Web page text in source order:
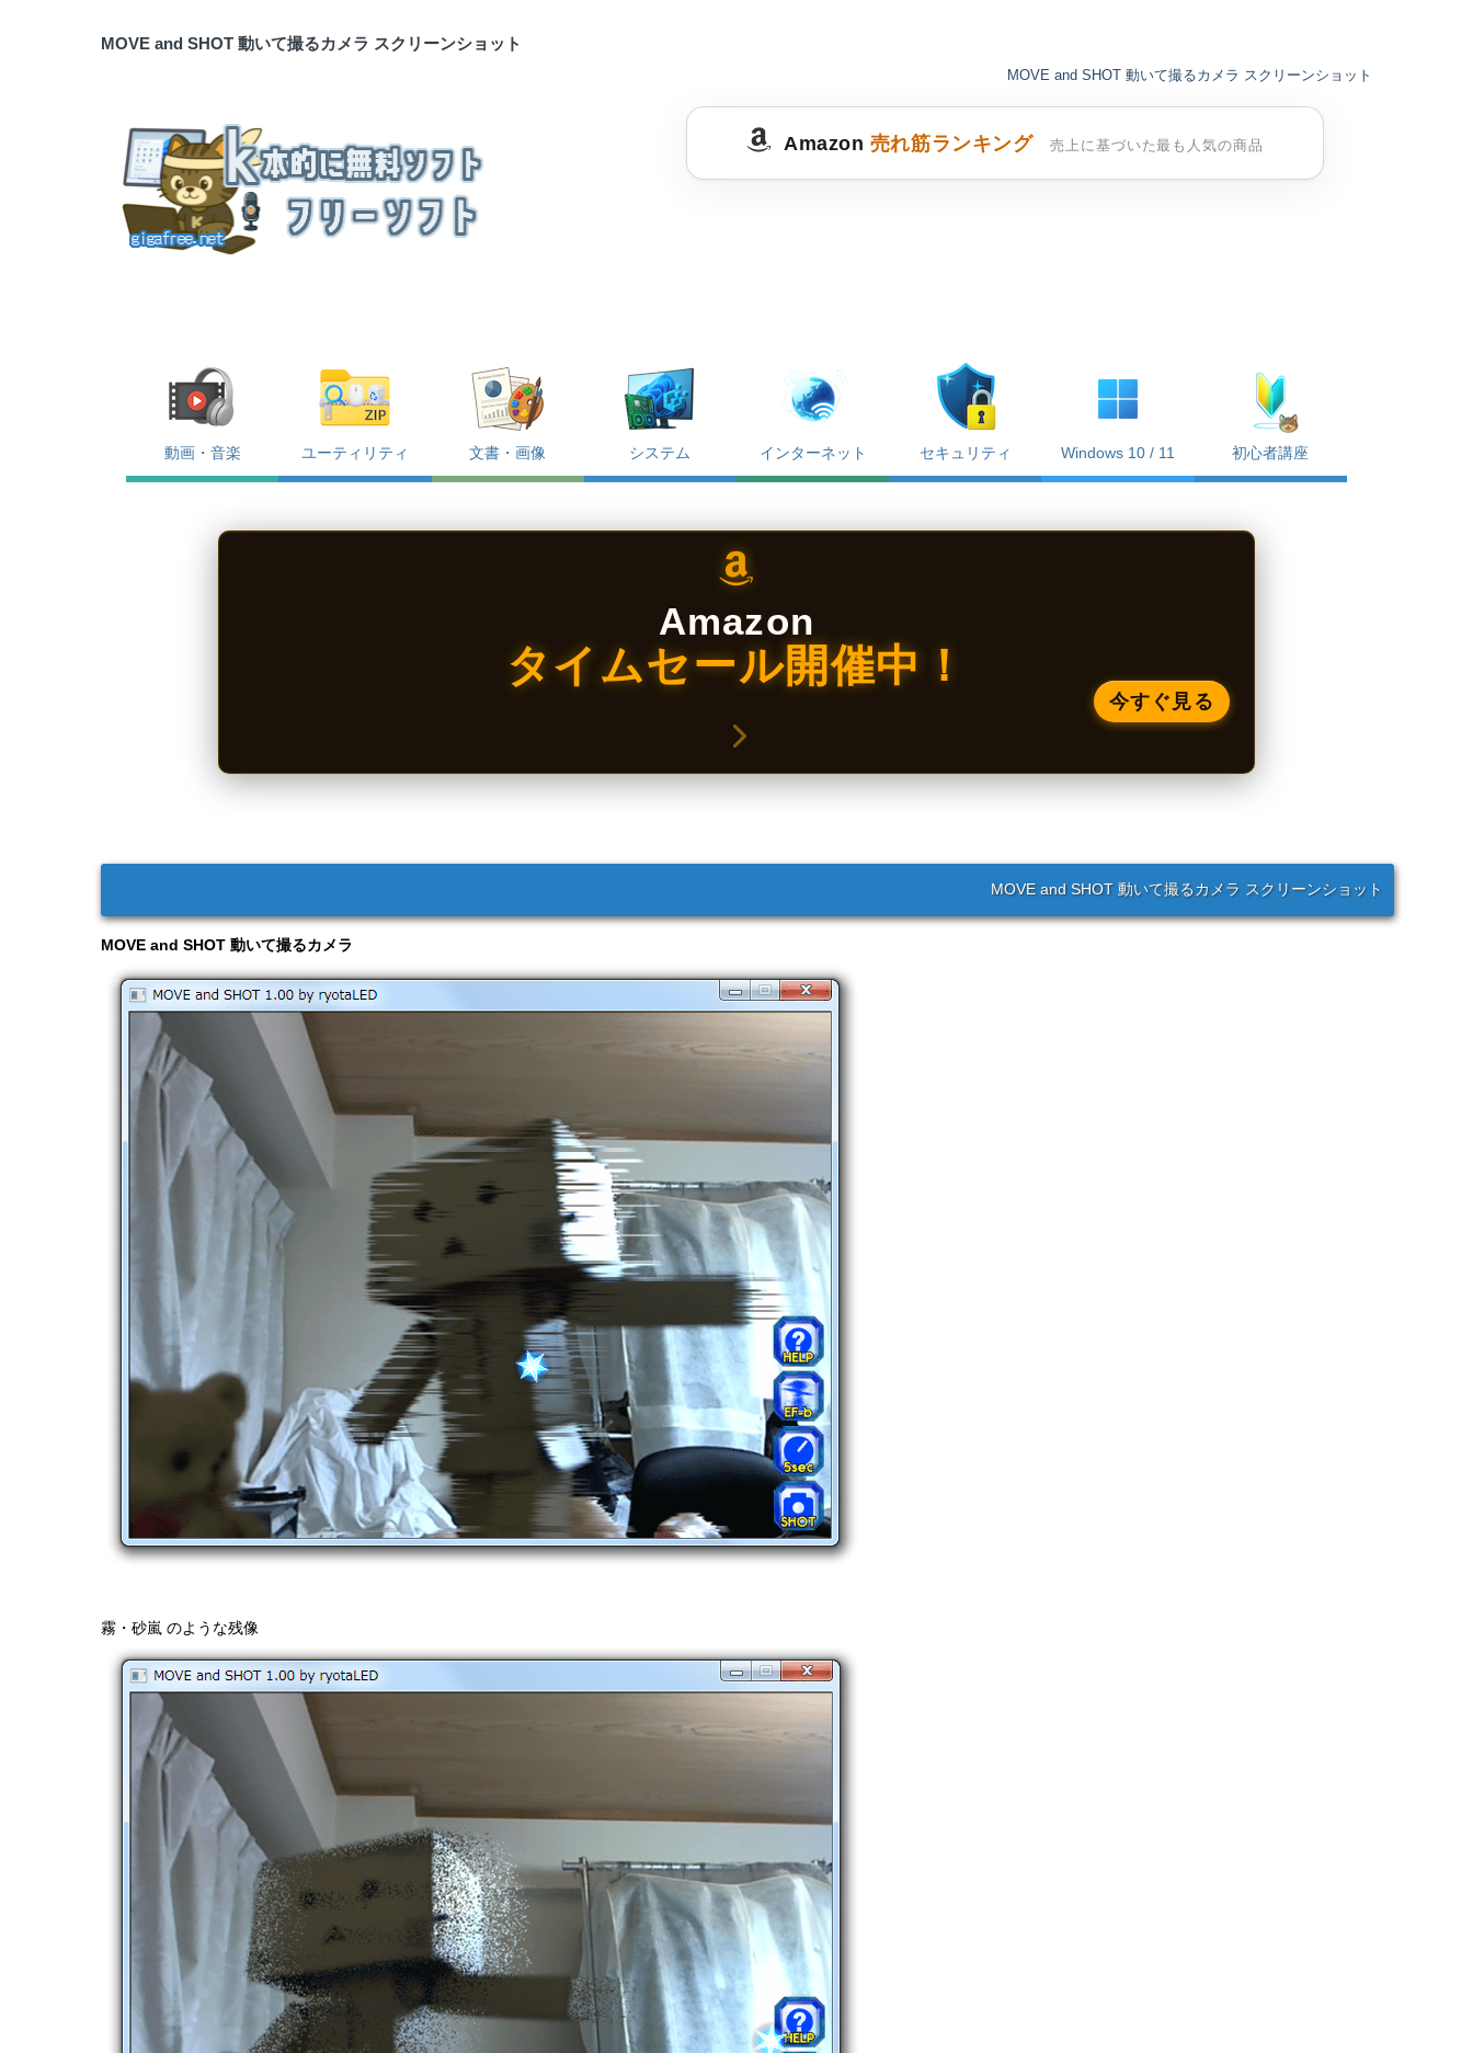
MOVE and SHOT 動いて撮るカメラ スクリーンショット
MOVE and SHOT 動いて撮るカメラ スクリーンショット
Amazon 売れ筋ランキング 売上に基づいた最も人気の商品
動画・音楽 ユーティリティ 文書・画像 システム インターネット セキュリティ Windows 10 / 11 初心者講座
Amazon
タイムセール開催中！
今すぐ見る
MOVE and SHOT 動いて撮るカメラ スクリーンショット
MOVE and SHOT 動いて撮るカメラ
霧・砂嵐 のような残像